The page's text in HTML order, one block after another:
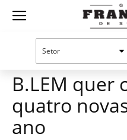
Guia
Mercado de franquias
B.LEM quer
quatro
ano